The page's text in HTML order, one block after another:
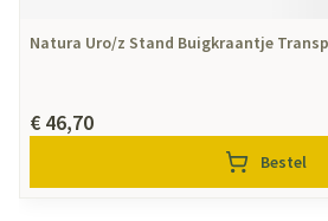
Natura Uro/z Stand Buigkraantje
€ 46,70
Bestel